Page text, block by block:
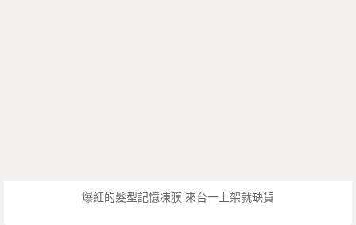
爆紅的髮型記憶凍膜 來台一上架就缺貨